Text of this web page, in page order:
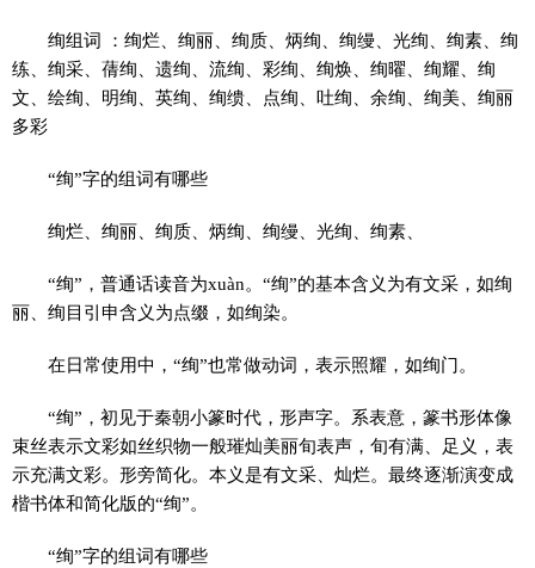
绚组词 ：绚烂、绚丽、绚质、炳绚、绚缦、光绚、绚素、绚
练、绚采、蒨绚、遗绚、流绚、彩绚、绚焕、绚曜、绚耀、绚
文、绘绚、明绚、英绚、绚缋、点绚、吐绚、余绚、绚美、绚丽
多彩
“绚”字的组词有哪些
绚烂、绚丽、绚质、炳绚、绚缦、光绚、绚素、
“绚”，普通话读音为xuàn。“绚”的基本含义为有文采，如绚
丽、绚目引申含义为点缀，如绚染。
在日常使用中，“绚”也常做动词，表示照耀，如绚门。
“绚”，初见于秦朝小篆时代，形声字。系表意，篆书形体像
束丝表示文彩如丝织物一般璀灿美丽旬表声，旬有满、足义，表
示充满文彩。形旁简化。本义是有文采、灿烂。最终逐渐演变成
楷书体和简化版的“绚”。
“绚”字的组词有哪些